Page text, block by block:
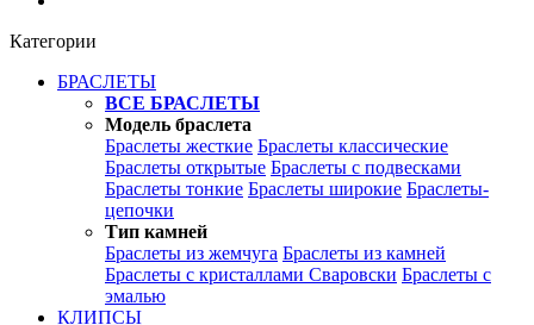
Категории
БРАСЛЕТЫ
ВСЕ БРАСЛЕТЫ
Модель браслета
Браслеты жесткие Браслеты классические
Браслеты открытые Браслеты с подвесками
Браслеты тонкие Браслеты широкие Браслеты-
цепочки
Тип камней
Браслеты из жемчуга Браслеты из камней
Браслеты с кристаллами Сваровски Браслеты с
эмалью
КЛИПСЫ